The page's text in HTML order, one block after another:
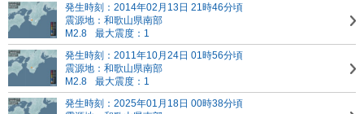
発生時刻：2014年02月13日 21時46分頃
震源地：和歌山県南部
M2.8
最大震度：1
発生時刻：2011年10月24日 01時56分頃
震源地：和歌山県南部
M2.8
最大震度：1
発生時刻：2025年01月18日 00時38分頃